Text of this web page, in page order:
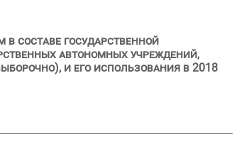
составе государственной
автономных учреждений,
и его использования в 2018